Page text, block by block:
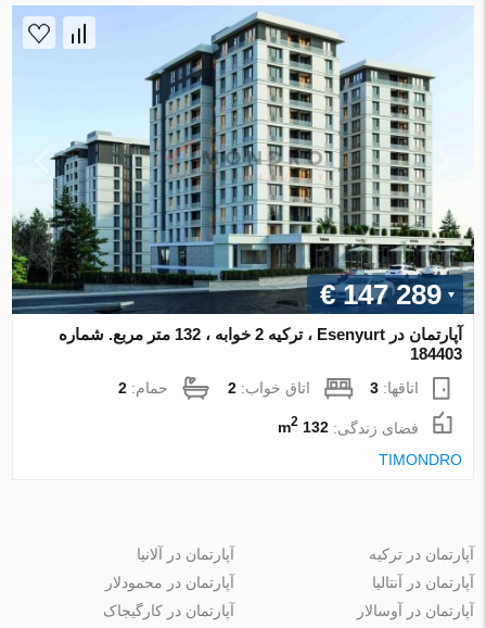
€ 147 289
آپارتمان در Esenyurt ، ترکیه 2 خوابه ، 132 متر مربع. شماره
184403
اتاقها:3 اتاق خواب:2 حمام:2
فضای زندگی:132 m
2
TIMONDRO
آپارتمان در ترکیه
آپارتمان در آنتالیا
آپارتمان در آوسالار
آپارتمان در آلانیا
آپارتمان در محمودلار
آپارتمان در کارگیجاک